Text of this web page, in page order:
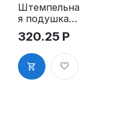
Штемпельна
я подушка
для GRM
R24 2Pads
320.25 Р